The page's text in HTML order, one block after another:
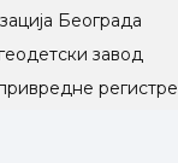
Београда
завод
регистре